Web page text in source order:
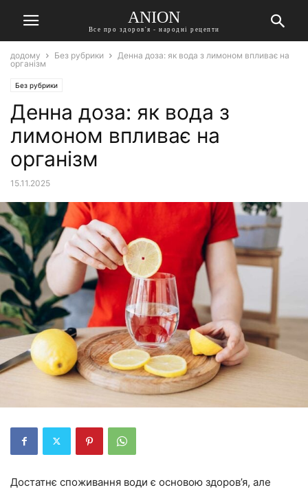
ANION
Все про здоров'я - народні рецепти
додому Без рубрики
Денна доза: як вода з лимоном впливає на
організм
Без рубрики
Денна доза: як вода з
лимоном впливає на
організм
15.11.2025
Достатнє споживання води є основою здоров’я, але